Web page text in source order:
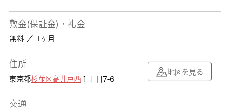
敷金(保証金)・礼金
無料 ／ 1ヶ月
住所
東京都杉並区高井戸西１丁目7-6
地図を見る
交通